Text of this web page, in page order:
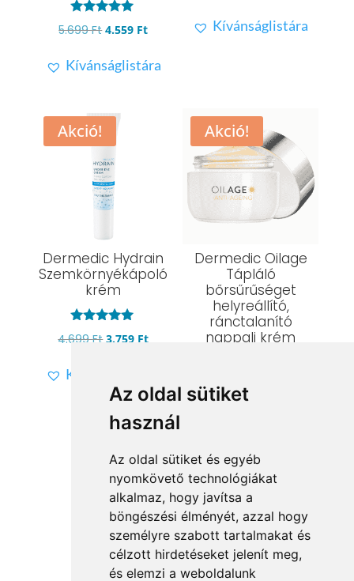
Az oldal sütiket
használ
Az oldal sütiket és egyéb
nyomkövető technológiákat
alkalmaz, hogy javítsa a
böngészési élményét, azzal hogy
személyre szabott tartalmakat és
célzott hirdetéseket jelenít meg,
és elemzi a weboldalunk
Értékelés:
5.00
5.699FtOriginal
was:
4.559 FtCurrent
is:
Kívánságlistára
was:
is:
Kívánságlistára
Akció!
Dermedic Hydrain
Szemkörnyékápoló
krém
Értékelés:
5.00
4.699FtOriginal
4.699 Ft.
3.759 FtCurrent
3.759 Ft.
Kívánságlistára
Akció!
Dermedic Oilage
Tápláló
bőrsűrűséget
helyreállító,
ránctalanító
nappali krém
5.00
/ 5
10.999 Ft
Vissza a kategóriákhoz